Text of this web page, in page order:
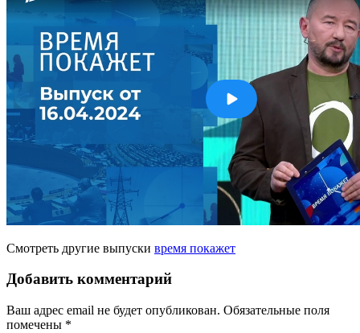
Смотреть другие выпуски время покажет
Добавить комментарий
Ваш адрес email не будет опубликован. Обязательные поля
помечены *